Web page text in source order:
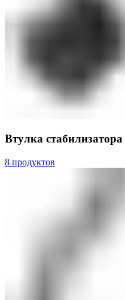
Втулка стабилизатора
8 продуктов